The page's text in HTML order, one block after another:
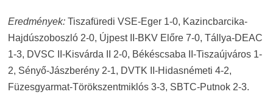
Eredmények: Tiszafüredi VSE-Eger 1-0, Kazincbarcika-
Hajdúszoboszló 2-0, Újpest II-BKV Előre 7-0, Tállya-DEAC
1-3, DVSC II-Kisvárda II 2-0, Békéscsaba II-Tiszaújváros 1-
2, Sényő-Jászberény 2-1, DVTK II-Hidasnémeti 4-2,
Füzesgyarmat-Törökszentmiklós 3-3, SBTC-Putnok 2-3.